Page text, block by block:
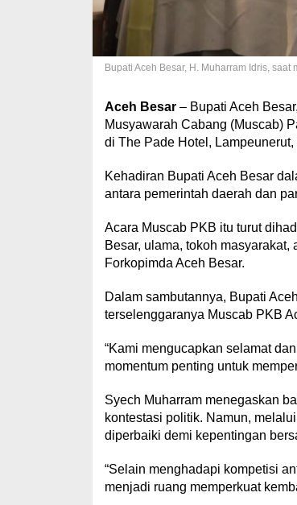
Bupati Aceh Besar, H. Muharram Idris,
Aceh Besar– Bupati Aceh
Musyawarah Cabang (Muscab)
di The Pade Hotel,
Kehadiran Bupati Aceh Besar
antara pemerintah daerah dan
Acara Muscab PKB itu turut
Besar, ulama, tokoh
Forkopimda Aceh Besar.
Dalam sambutannya, Bupati
terselenggaranya Muscab PKB
“Kami mengucapkan selamat
momentum penting untuk
Syech Muharram menegaskan
kontestasi politik. Namun,
diperbaiki demi kepentingan
“Selain menghadapi kompetisi
menjadi ruang memperkuat